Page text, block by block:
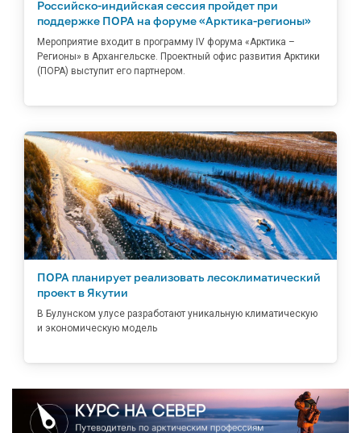
Российско-индийская сессия пройдет при
поддержке ПОРА на форуме «Арктика-регионы»
Мероприятие входит в программу IV форума «Арктика –
Регионы» в Архангельске. Проектный офис развития Арктики
(ПОРА) выступит его партнером.
ПОРА планирует реализовать лесоклиматический
проект в Якутии
В Булунском улусе разработают уникальную климатическую
и экономическую модель